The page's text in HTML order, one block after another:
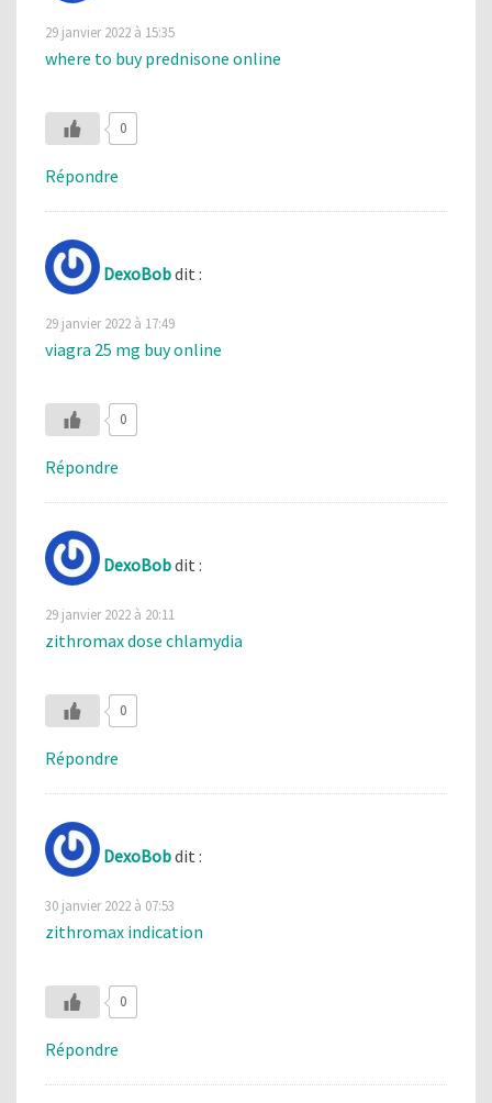
29 janvier 2022 à 15:35
where to buy prednisone online
0
Répondre
DexoBobdit :
29 janvier 2022 à 17:49
viagra 25 mg buy online
0
Répondre
DexoBobdit :
29 janvier 2022 à 20:11
zithromax dose chlamydia
0
Répondre
DexoBobdit :
30 janvier 2022 à 07:53
zithromax indication
0
Répondre